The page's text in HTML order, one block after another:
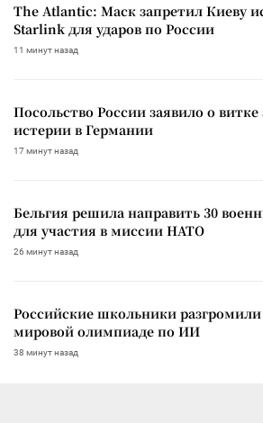
The Atlantic: Маск запретил Киеву
Starlink для ударов по России
11 минут назад
Посольство России заявило о
истерии в Германии
17 минут назад
Бельгия решила направить 30
для участия в миссии НАТО
26 минут назад
Российские школьники
мировой олимпиаде по ИИ
38 минут назад